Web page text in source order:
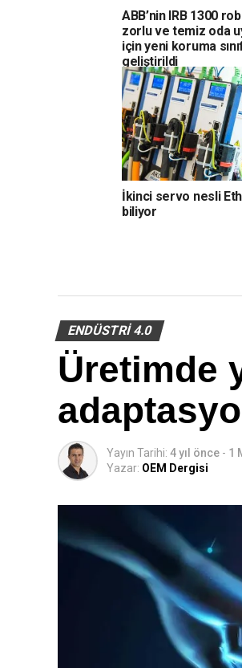
ABB’nin IRB 1300
zorlu ve temiz oda
için yeni koruma
geliştirildi
İkinci servo nesli
biliyor
ENDÜSTRI 4.0
Üretimde
Yayın Tarihi: 4 yıl önce - 1
Yazar: OEM Dergisi